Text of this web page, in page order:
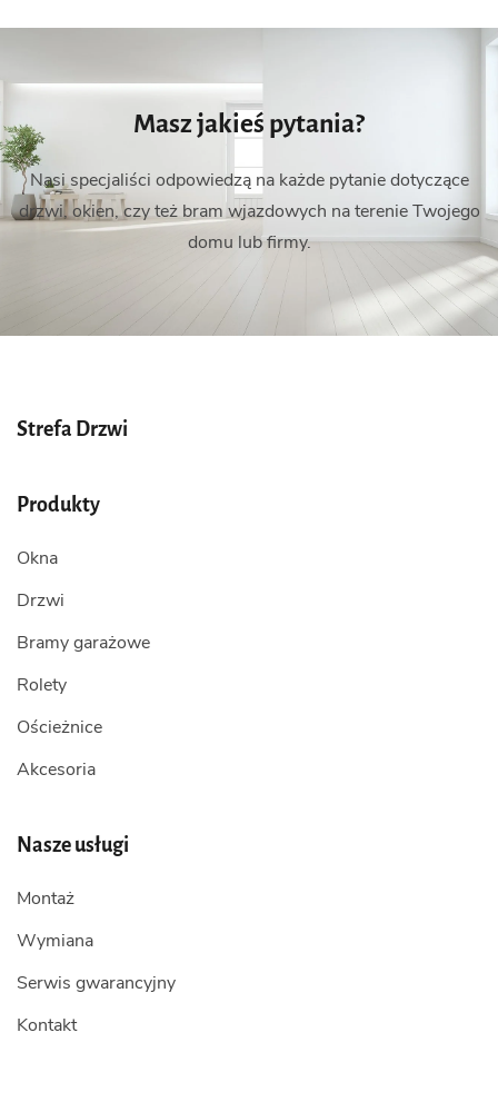
Masz jakieś pytania?
Nasi specjaliści odpowiedzą na każde pytanie dotyczące
drzwi, okien, czy też bram wjazdowych na terenie Twojego
domu lub firmy.
Strefa Drzwi
Produkty
Okna
Drzwi
Bramy garażowe
Rolety
Ościeżnice
Akcesoria
Nasze usługi
Montaż
Wymiana
Serwis gwarancyjny
Kontakt